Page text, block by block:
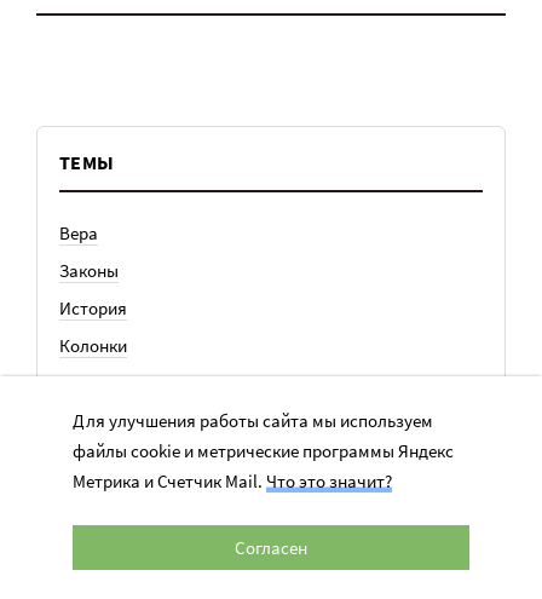
ТЕМЫ
Вера
Законы
История
Колонки
Кто есть кто
Личный опыт
Медицина
Ноу-хау
Отдых
Для улучшения работы сайта мы используем
файлы cookie и метрические программы Яндекс
Метрика и Счетчик Mail. Что это значит?
Согласен